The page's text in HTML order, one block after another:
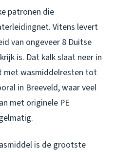
patronen die
Vitens levert
van ongeveer 8 Duitse
is. Dat kalk slaat neer in
met wasmiddelresten tot
in Breeveld, waar veel
met originele PE
is de grootste